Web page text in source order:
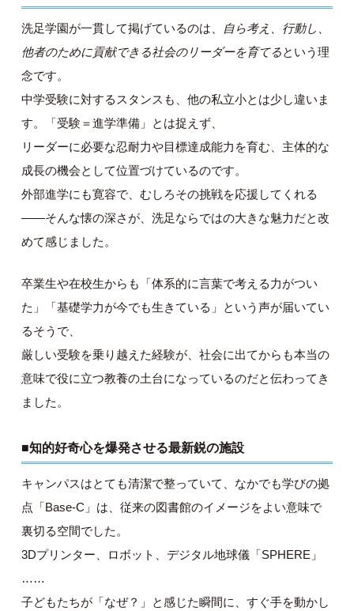
洗足学園が一貫して掲げているのは、 自ら考え、行動し、
他者のために貢献できる社会のリーダーを育てるという理
念です。
中学受験に対するスタンスも、他の私立小とは少し違いま
す。「受験＝進学準備」とは捉えず、
リーダーに必要な忍耐力や目標達成能力を育む、主体的な
成長の機会として位置づけているのです。
外部進学にも寛容で、むしろその挑戦を応援してくれる
——そんな懐の深さが、洗足ならではの大きな魅力だと改
めて感じました。
卒業生や在校生からも「体系的に言葉で考える力がつい
た」「基礎学力が今でも生きている」という声が届いてい
るそうで、
厳しい受験を乗り越えた経験が、社会に出てからも本当の
意味で役に立つ教養の土台になっているのだと伝わってき
ました。
■知的好奇心を爆発させる最新鋭の施設
キャンパスはとても清潔で整っていて、なかでも学びの拠
点「Base-C」は、従来の図書館のイメージをよい意味で
裏切る空間でした。
3Dプリンター、ロボット、デジタル地球儀「SPHERE」
……
子どもたちが「なぜ？」と感じた瞬間に、すぐ手を動かし